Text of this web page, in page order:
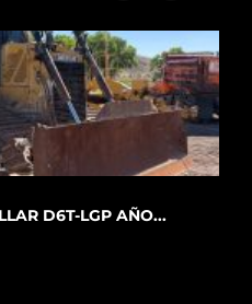
D6T-LGP AÑO...